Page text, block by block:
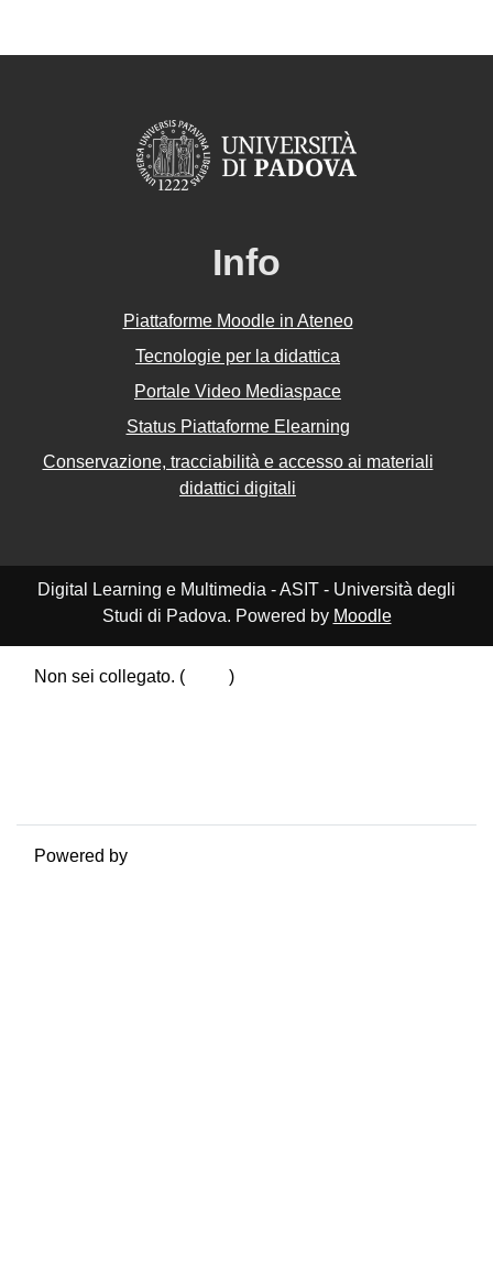
Info
Piattaforme Moodle in Ateneo
Tecnologie per la didattica
Portale Video Mediaspace
Status Piattaforme Elearning
Conservazione, tracciabilità e accesso ai materiali
didattici digitali
Digital Learning e Multimedia - ASIT - Università degli
Studi di Padova. Powered by Moodle
Non sei collegato. (
)
Powered by